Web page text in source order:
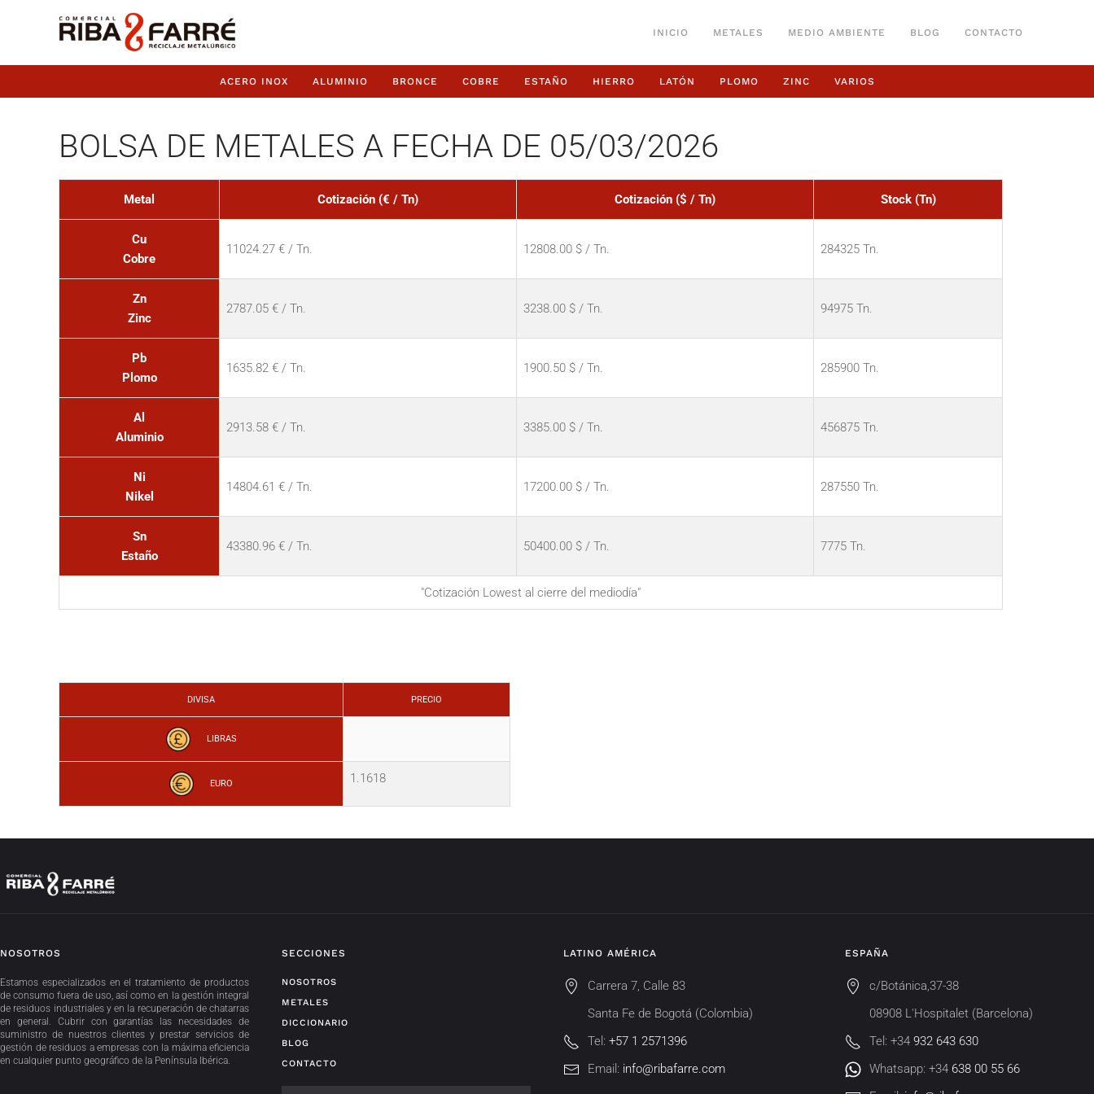
INICIO METALES MEDIO AMBIENTE BLOG CONTACTO
ACERO INOX ALUMINIO BRONCE COBRE ESTAÑO HIERRO LATÓN PLOMO ZINC VARIOS
BOLSA DE METALES A FECHA DE 05/03/2026
Metal Cotización (€ / Tn) Cotización ($ / Tn) Stock (Tn)
Cu
Cobre
11024.27 € / Tn. 12808.00 $ / Tn. 284325 Tn.
Zn
Zinc
2787.05 € / Tn. 3238.00 $ / Tn. 94975 Tn.
Pb
Plomo
1635.82 € / Tn. 1900.50 $ / Tn. 285900 Tn.
Al
Aluminio
2913.58 € / Tn. 3385.00 $ / Tn. 456875 Tn.
Ni
Nikel
14804.61 € / Tn. 17200.00 $ / Tn. 287550 Tn.
Sn
Estaño
43380.96 € / Tn. 50400.00 $ / Tn. 7775 Tn.
"Cotización Lowest al cierre del mediodía"
DIVISA PRECIO
LIBRAS
EURO 1.1618
NOSOTROS
Estamos especializados en el tratamiento de productos
de consumo fuera de uso, así como en la gestión integral
de residuos industriales y en la recuperación de chatarras
en general. Cubrir con garantías las necesidades de
suministro de nuestros clientes y prestar servicios de
gestión de residuos a empresas con la máxima eficiencia
en cualquier punto geográfico de la Península Ibérica.
SECCIONES
NOSOTROS
METALES
DICCIONARIO
BLOG
CONTACTO
LATINO AMÉRICA
Carrera 7, Calle 83
Santa Fe de Bogotá (Colombia)
Tel: +57 1 2571396
Email: info@ribafarre.com
ESPAÑA
c/Botánica,37-38
08908 L'Hospitalet (Barcelona)
Tel: +34 932 643 630
Whatsapp: +34 638 00 55 66